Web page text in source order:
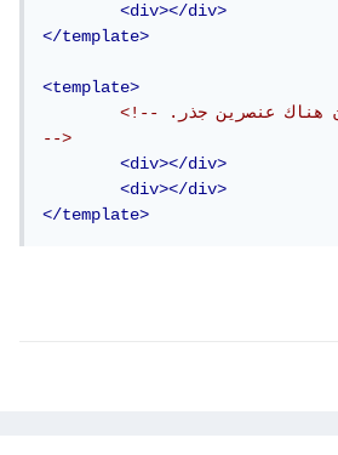
<div></div>
</template>
<template>
<!-- .هذا لن ينجح ، لأن هناك عنصرين جذر
-->
<div></div>
<div></div>
</template>